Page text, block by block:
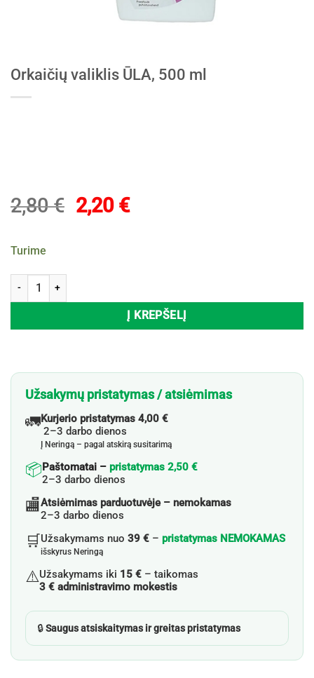
Orkaičių valiklis ŪLA, 500 ml
2,80€ Original
2,20 €Current
Turime
produkto kiekis: Orkaičių valiklis ŪLA, 500 ml
Į KREPŠELĮ
Užsakymų pristatymas / atsiėmimas
🚛Kurjerio pristatymas 4,00 €
2–3 darbo dienos
Į Neringą – pagal atskirą susitarimą
📦Paštomatai – pristatymas 2,50 €
2–3 darbo dienos
🏬Atsiėmimas parduotuvėje – nemokamas
2–3 darbo dienos
🛒Užsakymams nuo 39 € – pristatymas NEMOKAMAS
išskyrus Neringą
⚠️Užsakymams iki 15 € – taikomas
3 € administravimo mokestis
🔒Saugus atsiskaitymas ir greitas pristatymas